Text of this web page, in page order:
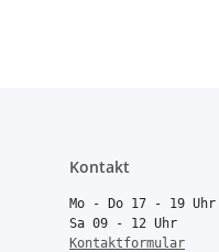
Kontakt
Mo - Do 17 - 19
Sa 09 - 12 Uhr
Kontaktformular